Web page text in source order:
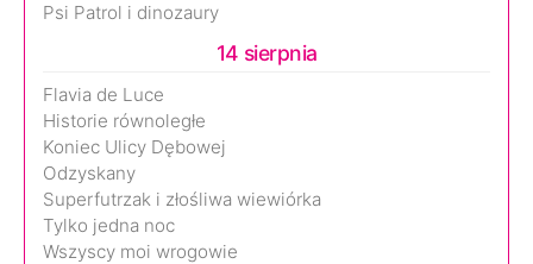
Psi Patrol i dinozaury
14 sierpnia
Flavia de Luce
Historie równoległe
Koniec Ulicy Dębowej
Odzyskany
Superfutrzak i złośliwa wiewiórka
Tylko jedna noc
Wszyscy moi wrogowie